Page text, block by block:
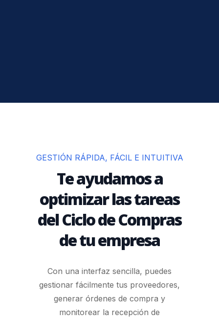
GESTIÓN RÁPIDA, FÁCIL E INTUITIVA
Te ayudamos a
optimizar las tareas
del Ciclo de Compras
de tu empresa
Con una interfaz sencilla, puedes
gestionar fácilmente tus proveedores,
generar órdenes de compra y
monitorear la recepción de